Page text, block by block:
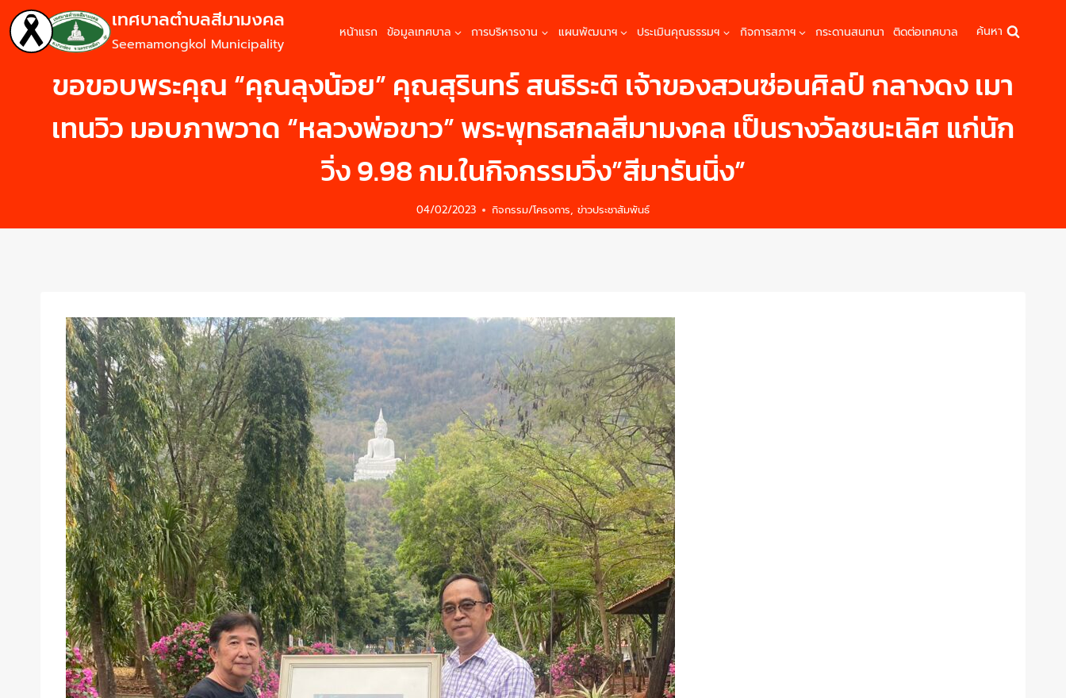
เทศบาลตำบลสีมามงคล
Seemamongkol Municipality
หน้าแรก ข้อมูลเทศบาล การบริหารงาน แผนพัฒนาฯ ประเมินคุณธรรมฯ กิจการสภาฯ กระดานสนทนา ติดต่อเทศบาล ค้นหา
ขอขอบพระคุณ “คุณลุงน้อย” คุณสุรินทร์ สนธิระติ เจ้าของสวนซ่อนศิลป์ กลางดง เมา
เทนวิว มอบภาพวาด “หลวงพ่อขาว” พระพุทธสกลสีมามงคล เป็นรางวัลชนะเลิศ แก่นัก
วิ่ง 9.98 กม.ในกิจกรรมวิ่ง”สีมารันนิ่ง”
04/02/2023 กิจกรรม/โครงการ, ข่าวประชาสัมพันธ์